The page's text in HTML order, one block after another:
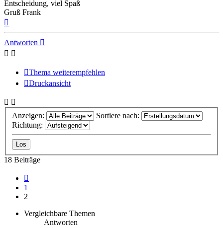
Entscheidung, viel Spaß
Gruß Frank
Antworten
Thema weiterempfehlen
Druckansicht
Anzeigen:
Sortiere nach:
Richtung:
18 Beiträge
1
2
Vergleichbare Themen
Antworten